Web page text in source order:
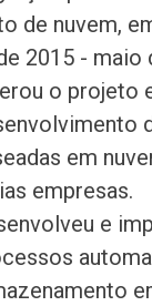
de nuvem,
2015 - maio
o projeto
em
empresas.
e